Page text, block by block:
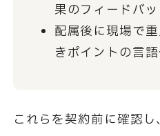
果のフィードバッ
配属後に現場で
きポイントの言
これらを契約前に確認